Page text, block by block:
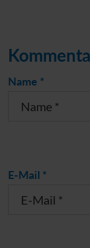
Name *
E-Mail *